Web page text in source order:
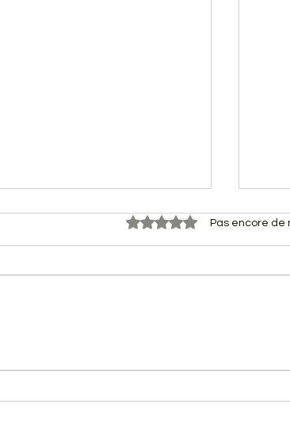
Aventures
Noté 0 étoile sur 5.Pas encore de